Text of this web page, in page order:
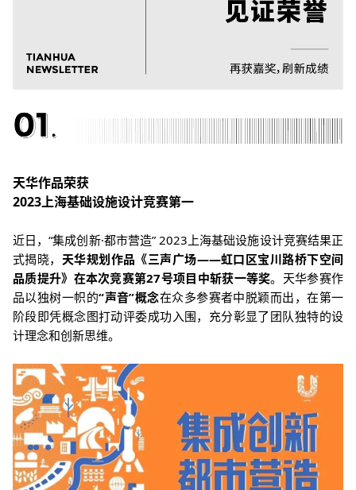
天华作品荣获
2023上海基础设施设计竞赛第一
近日，“集成创新·都市营造” 2023上海基础设施设计竞赛结果正
式揭晓， 天华规划作品《三声广场——虹口区宝川路桥下空间
品质提升》在本次竞赛第27号项目中斩获一等奖。天华参赛作
品以独树一帜的“声音”概念在众多参赛者中脱颖而出，在第一
阶段即凭概念图打动评委成功入围，充分彰显了团队独特的设
计理念和创新思维。